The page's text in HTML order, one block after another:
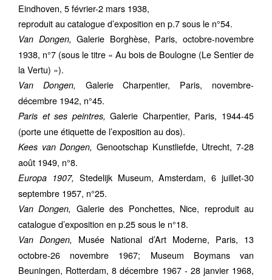
Eindhoven, 5 février-2 mars 1938,
reproduit au catalogue d’exposition en p.7 sous le n°54.
Van Dongen, Galerie Borghèse, Paris, octobre-novembre
1938, n°7 (sous le titre « Au bois de Boulogne (Le Sentier de
la Vertu) »).
Van Dongen, Galerie Charpentier, Paris, novembre-
décembre 1942, n°45.
Paris et ses peintres, Galerie Charpentier, Paris, 1944-45
(porte une étiquette de l’exposition au dos).
Kees van Dongen, Genootschap Kunstliefde, Utrecht, 7-28
août 1949, n°8.
Europa 1907, Stedelijk Museum, Amsterdam, 6 juillet-30
septembre 1957, n°25.
Van Dongen, Galerie des Ponchettes, Nice, reproduit au
catalogue d’exposition en p.25 sous le n°18.
Van Dongen, Musée National d’Art Moderne, Paris, 13
octobre-26 novembre 1967; Museum Boymans van
Beuningen, Rotterdam, 8 décembre 1967 - 28 janvier 1968,